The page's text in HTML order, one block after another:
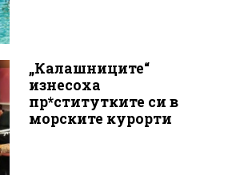
„Калашниците“
изнесоха
пр*ститутките си в
морските курорти